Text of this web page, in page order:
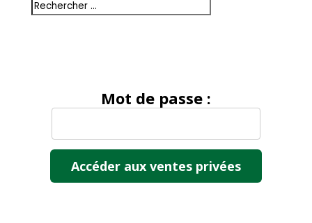
Mot de passe :